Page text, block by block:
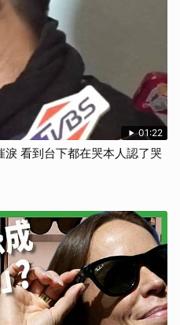
01:22
看到台下都在哭本人認了哭